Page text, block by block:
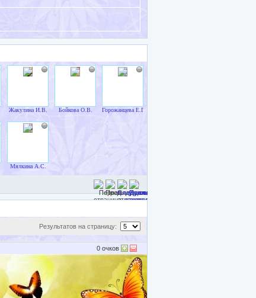
Жакулина И.В. Бойкова О.В. Горожанцева Е.П.
Мялкина А.С.
Результатов на страницу:
0 очков